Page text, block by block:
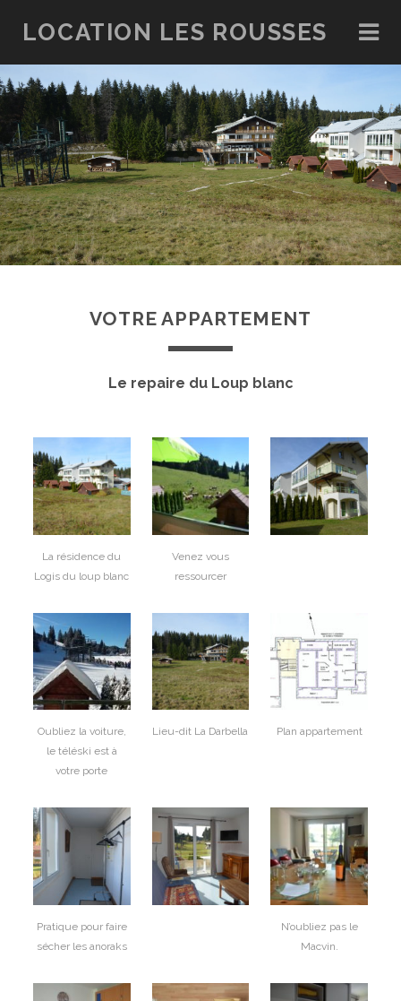
LOCATION LES ROUSSES
VOTRE APPARTEMENT
Le repaire du Loup blanc
La résidence du
Logis du loup blanc
Venez vous
ressourcer
Oubliez la voiture,
le téléski est à
votre porte
Lieu-dit La Darbella Plan appartement
Pratique pour faire
sécher les anoraks
N’oubliez pas le
Macvin.